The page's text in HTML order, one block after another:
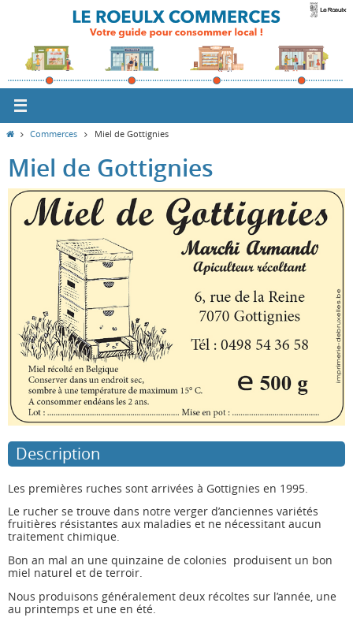
contenu
HomeCommerces Miel de Gottignies
Miel de Gottignies
Description
Les premières ruches sont arrivées à Gottignies en 1995.
Le rucher se trouve dans notre verger d’anciennes variétés
fruitières résistantes aux maladies et ne nécessitant aucun
traitement chimique.
Bon an mal an une quinzaine de colonies produisent un bon
miel naturel et de terroir.
Nous produisons généralement deux récoltes sur l’année, une
au printemps et une en été.